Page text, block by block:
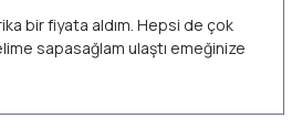
bir fiyata aldım. Hepsi de çok
sapasağlam ulaştı emeğinize